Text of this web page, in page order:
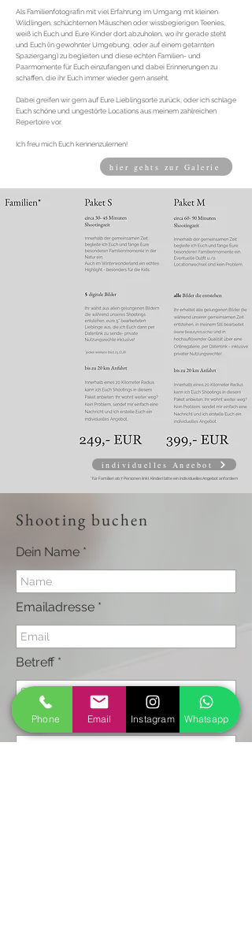
Als Familienfotografin mit viel Erfahrung im Umgang mit kleinen
Wildlingen, schüchternen Mäuschen oder wissbegierigen Teenies,
weiß ich Euch und Eure Kinder dort abzuholen, wo ihr gerade steht
und Euch (in gewohnter Umgebung, oder auf einem getarnten
Spaziergang) zu begleiten und diese echten Familien- und
Paarmomente für Euch einzufangen und dabei Erinnerungen zu
schaffen, die ihr Euch immer wieder gern anseht.
Dabei greifen wir gern auf Eure Lieblingsorte zurück, oder ich schlage
Euch schöne und ungestörte Locations aus meinem zahlreichen
Repertoire vor.
Ich freu mich Euch kennenzulernen!
hier gehts zur Galerie
individuelles Angebot
*für Familien ab 7 Personen (inkl. Kinder) bitteein individuelles Angebot anfordern
Shooting buchen
Dein Name
Emailadresse
Betreff
Deine Nachricht
Phone Email Instagram Whatsapp